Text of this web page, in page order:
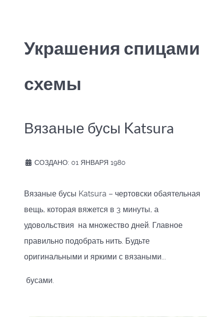
Украшения спицами
схемы
Вязаные бусы Katsura
СОЗДАНО: 01 ЯНВАРЯ 1980
Вязаные бусы Katsura – чертовски обаятельная
вещь, которая вяжется в 3 минуты, а
удовольствия на множество дней. Главное
правильно подобрать нить. Будьте
оригинальными и яркими с вязаными...
бусами.